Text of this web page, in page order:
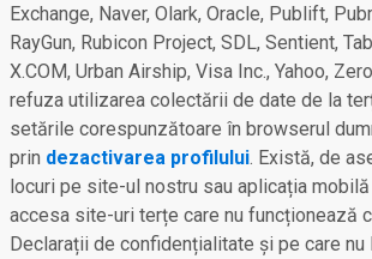
Exchange, Naver, Olark, Oracle, Publift,
RayGun, Rubicon Project, SDL, Sentient,
X.COM, Urban Airship, Visa Inc., Yahoo,
refuza utilizarea colectării de date de la
setările corespunzătoare în browserul
prin dezactivarea profilului. Există, de
locuri pe site-ul nostru sau aplicația
accesa site-uri terțe care nu funcționează
Declarații de confidențialitate și pe care nu